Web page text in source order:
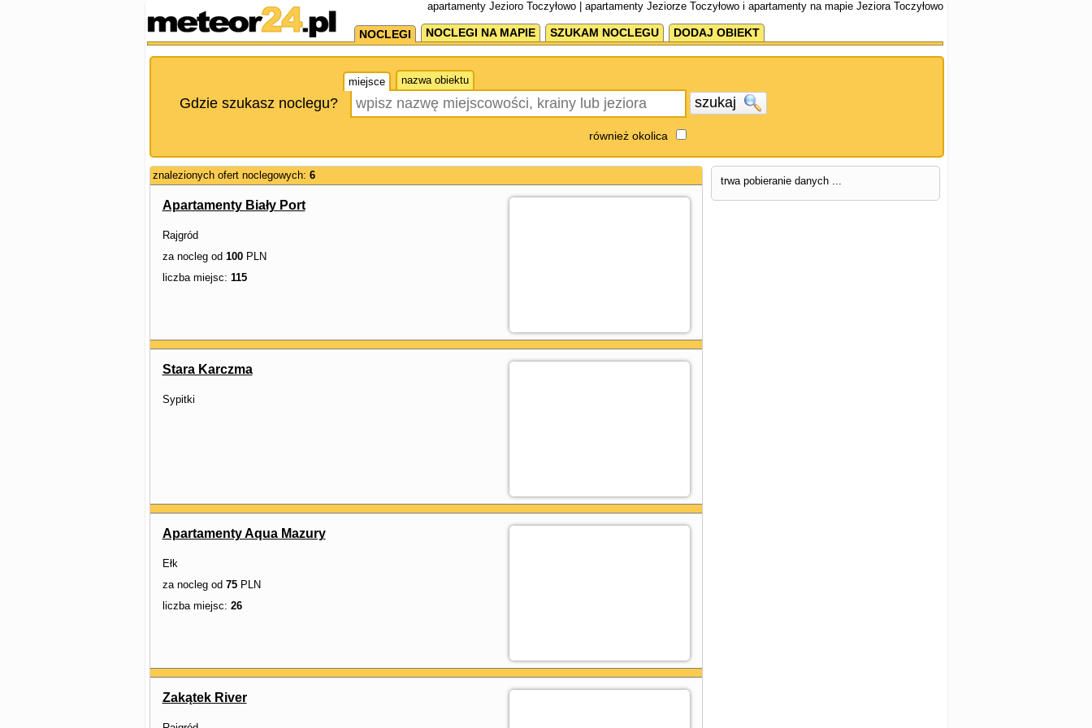
apartamenty Jezioro Toczyłowo | apartamenty Jeziorze Toczyłowo i apartamenty na mapie Jeziora Toczyłowo
NOCLEGI NOCLEGI NA MAPIE SZUKAM NOCLEGU DODAJ OBIEKT
miejsce nazwa obiektu
Gdzie szukasz noclegu? szukaj
również okolica
znalezionych ofert noclegowych: 6
Apartamenty Biały Port
Rajgród
za nocleg od 100PLN
liczba miejsc: 115
Stara Karczma
Sypitki
Apartamenty Aqua Mazury
Ełk
za nocleg od 75PLN
liczba miejsc: 26
Zakątek River
trwa pobieranie danych ...